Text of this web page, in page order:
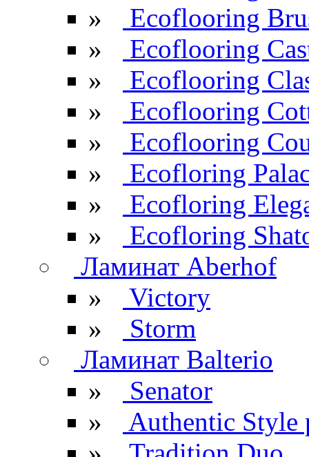
»
Ecoflooring
»
Ecoflooring
»
Ecoflooring
»
Ecoflooring
»
Ecoflooring
»
Ecofloring
»
Ecofloring
»
Ecofloring
Ламинат Aberhof
»
Victory
»
Storm
Ламинат Balterio
»
Senator
»
Authentic Style